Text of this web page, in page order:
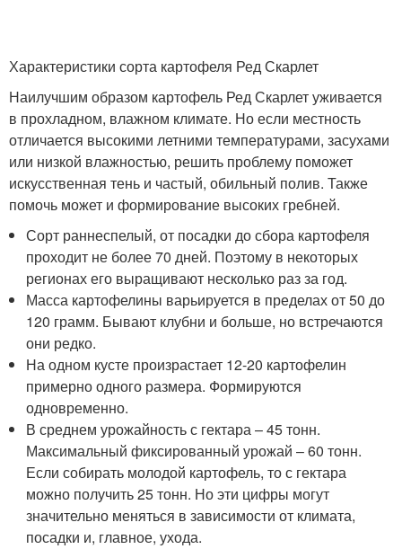
Характеристики сорта картофеля Ред Скарлет
Наилучшим образом картофель Ред Скарлет уживается
в прохладном, влажном климате. Но если местность
отличается высокими летними температурами, засухами
или низкой влажностью, решить проблему поможет
искусственная тень и частый, обильный полив. Также
помочь может и формирование высоких гребней.
Сорт раннеспелый, от посадки до сбора картофеля
проходит не более 70 дней. Поэтому в некоторых
регионах его выращивают несколько раз за год.
Масса картофелины варьируется в пределах от 50 до
120 грамм. Бывают клубни и больше, но встречаются
они редко.
На одном кусте произрастает 12-20 картофелин
примерно одного размера. Формируются
одновременно.
В среднем урожайность с гектара – 45 тонн.
Максимальный фиксированный урожай – 60 тонн.
Если собирать молодой картофель, то с гектара
можно получить 25 тонн. Но эти цифры могут
значительно меняться в зависимости от климата,
посадки и, главное, ухода.